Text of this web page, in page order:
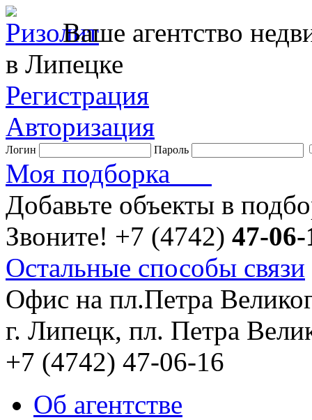
Ваше агентство
в Липецке
Регистрация
Авторизация
Логин Пароль
Моя подборка
Добавьте объекты в
Звоните! +7 (4742) 47-06-
Остальные способы связи
Офис на пл.Петра
г. Липецк, пл. Петра
+7 (4742) 47-06-16
Об агентстве